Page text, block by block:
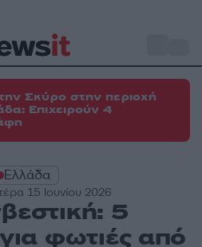
Σκύρο στην περιοχή
Επιχειρούν 4
Ελλάδα
15 Ιουνίου 2026
5
φωτιές από